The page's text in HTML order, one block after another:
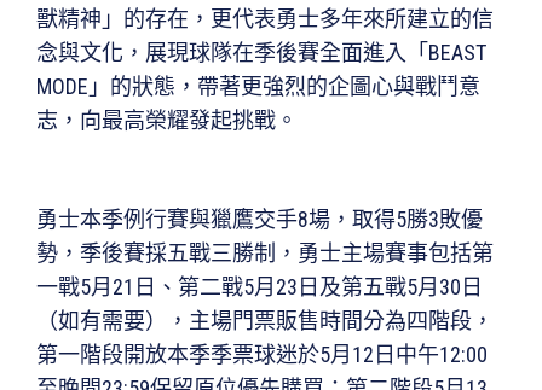
獸精神」的存在，更代表勇士多年來所建立的信
念與文化，展現球隊在季後賽全面進入「BEAST
MODE」的狀態，帶著更強烈的企圖心與戰鬥意
志，向最高榮耀發起挑戰。
勇士本季例行賽與獵鷹交手8場，取得5勝3敗優
勢，季後賽採五戰三勝制，勇士主場賽事包括第
一戰5月21日、第二戰5月23日及第五戰5月30日
（如有需要），主場門票販售時間分為四階段，
第一階段開放本季季票球迷於5月12日中午12:00